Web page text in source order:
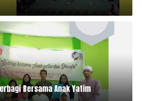
Bersama Anak Yatim